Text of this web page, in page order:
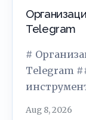
Telegram
#
Telegram
Aug 8, 2026